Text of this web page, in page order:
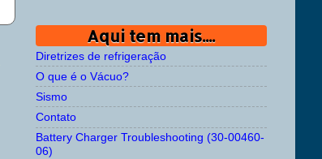
Aqui tem mais....
Diretrizes de refrigeração
O que é o Vácuo?
Sismo
Contato
Battery Charger Troubleshooting (30-00460-
06)